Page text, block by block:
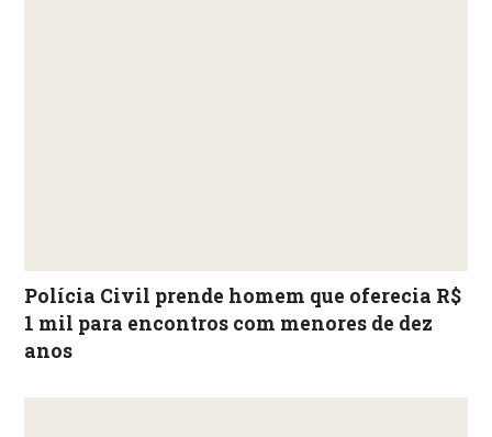
Polícia Civil prende homem que oferecia R$
1 mil para encontros com menores de dez
anos